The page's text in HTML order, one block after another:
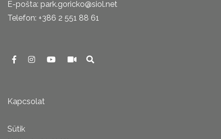
E-pošta: park.goricko@siol.net
Telefon: +386 2 551 88 61
Kapcsolat
Sütik